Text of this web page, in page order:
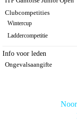
Clubcompetities
Wintercup
Laddercompetitie
Info voor leden
Ongevalsaangifte